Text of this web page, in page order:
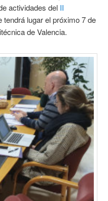
actividades del II
tendrá lugar el próximo 7 de
de Valencia.